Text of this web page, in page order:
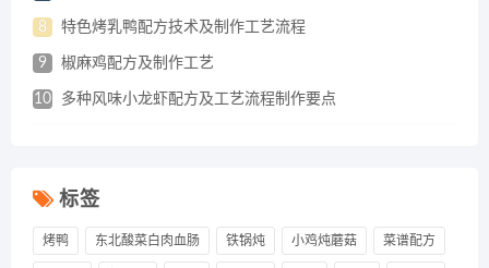
8 特色烤乳鸭配方技术及制作工艺流程
9 椒麻鸡配方及制作工艺
10 多种风味小龙虾配方及工艺流程制作要点
标签
烤鸭 东北酸菜白肉血肠 铁锅炖 小鸡炖蘑菇 菜谱配方